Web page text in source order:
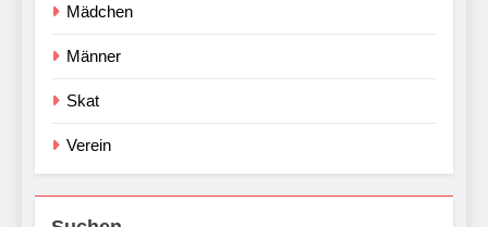
Mädchen
Männer
Skat
Verein